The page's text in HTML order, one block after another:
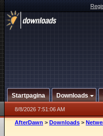
Startpagina Downloads
8/8/2026 7:51:06 AM
AfterDawn > Downloads >